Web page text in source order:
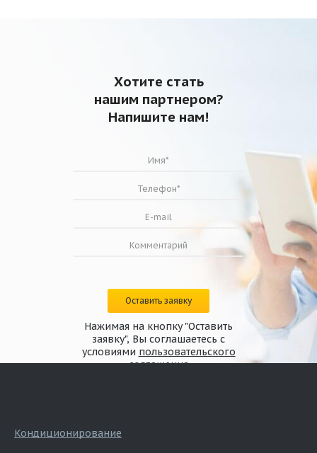
Хотите стать
нашим партнером?
Напишите нам!
Оставить заявку
Нажимая на кнопку "Оставить
заявку", Вы соглашаетесь с
условиями пользовательского
соглашения
Кондиционирование